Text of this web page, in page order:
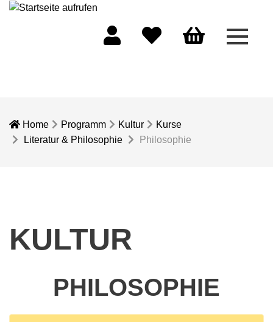
Menü
Home Programm Kultur
Kurse
Literatur & Philosophie
Philosophie
KULTUR
PHILOSOPHIE